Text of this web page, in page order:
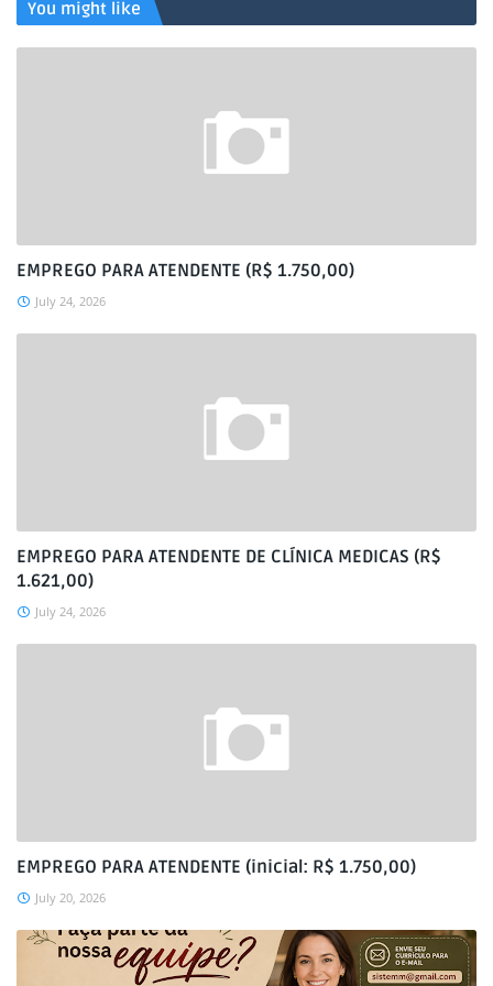
You might like
EMPREGO PARA ATENDENTE (R$ 1.750,00)
July 24, 2026
EMPREGO PARA ATENDENTE DE CLÍNICA MEDICAS (R$
1.621,00)
July 24, 2026
EMPREGO PARA ATENDENTE (inicial: R$ 1.750,00)
July 20, 2026